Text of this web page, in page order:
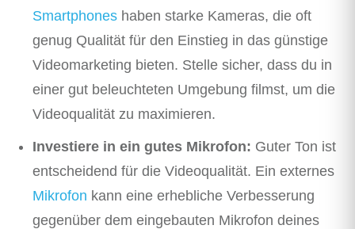
Smartphones haben starke Kameras, die oft
genug Qualität für den Einstieg in das günstige
Videomarketing bieten. Stelle sicher, dass du in
einer gut beleuchteten Umgebung filmst, um die
Videoqualität zu maximieren.
Investiere in ein gutes Mikrofon: Guter Ton ist
entscheidend für die Videoqualität. Ein externes
Mikrofon kann eine erhebliche Verbesserung
gegenüber dem eingebauten Mikrofon deines